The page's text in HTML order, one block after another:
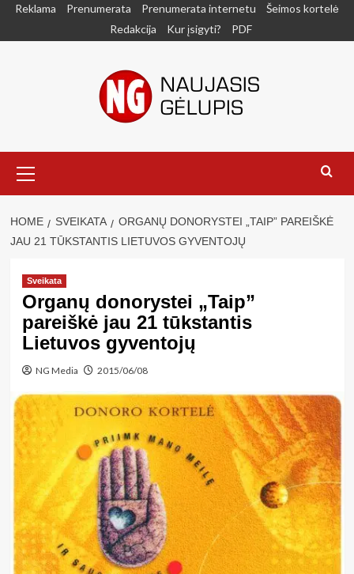
SkipReklama Prenumerata Prenumerata internetu
Šeimos kortelė
Redakcija
Kur įsigyti? PDF
Menu
HOME SVEIKATA
ORGANŲ DONORYSTEI „TAIP” PAREIŠKĖ
JAU 21 TŪKSTANTIS LIETUVOS GYVENTOJŲ
Sveikata
Organų donorystei „Taip”
pareiškė jau 21 tūkstantis
Lietuvos gyventojų
NG Media 2015/06/08